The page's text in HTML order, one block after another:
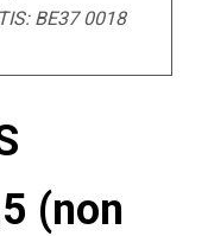
BE37 0018
(non